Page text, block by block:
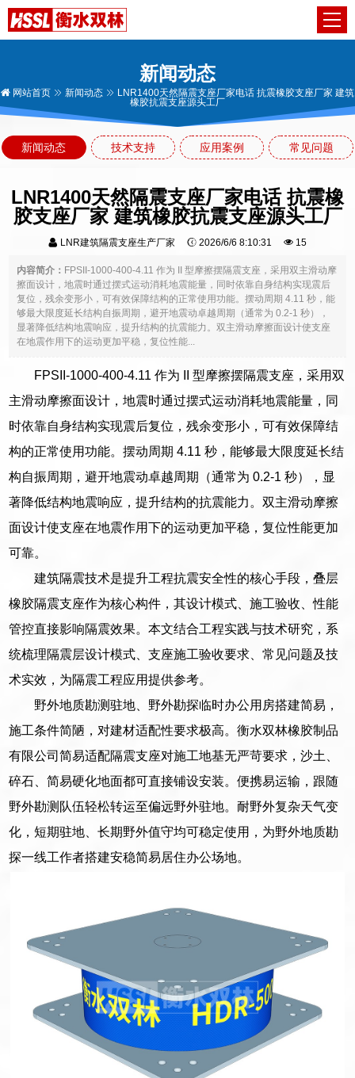
新闻动态
网站首页 新闻动态
LNR1400天然隔震支座厂家电话 抗震橡胶支座厂家 建筑
橡胶抗震支座源头工厂
新闻动态 技术支持 应用案例 常见问题
LNR1400天然隔震支座厂家电话 抗震橡
胶支座厂家 建筑橡胶抗震支座源头工厂
LNR建筑隔震支座生产厂家 2026/6/6 8:10:31 15
内容简介： FPSII-1000-400-4.11 作为 II 型摩擦摆隔震支座，采用双主滑动摩
擦面设计，地震时通过摆式运动消耗地震能量，同时依靠自身结构实现震后
复位，残余变形小，可有效保障结构的正常使用功能。摆动周期 4.11 秒，能
够最大限度延长结构自振周期，避开地震动卓越周期（通常为 0.2-1 秒），
显著降低结构地震响应，提升结构的抗震能力。双主滑动摩擦面设计使支座
在地震作用下的运动更加平稳，复位性能...
FPSII-1000-400-4.11 作为 II 型摩擦摆隔震支座，采用双
主滑动摩擦面设计，地震时通过摆式运动消耗地震能量，同
时依靠自身结构实现震后复位，残余变形小，可有效保障结
构的正常使用功能。摆动周期 4.11 秒，能够最大限度延长结
构自振周期，避开地震动卓越周期（通常为 0.2-1 秒），显
著降低结构地震响应，提升结构的抗震能力。双主滑动摩擦
面设计使支座在地震作用下的运动更加平稳，复位性能更加
可靠。
建筑隔震技术是提升工程抗震安全性的核心手段，叠层
橡胶隔震支座作为核心构件，其设计模式、施工验收、性能
管控直接影响隔震效果。本文结合工程实践与技术研究，系
统梳理隔震层设计模式、支座施工验收要求、常见问题及技
术实效，为隔震工程应用提供参考。
野外地质勘测驻地、野外勘探临时办公用房搭建简易，
施工条件简陋，对建材适配性要求极高。衡水双林橡胶制品
有限公司简易适配隔震支座对施工地基无严苛要求，沙土、
碎石、简易硬化地面都可直接铺设安装。便携易运输，跟随
野外勘测队伍轻松转运至偏远野外驻地。耐野外复杂天气变
化，短期驻地、长期野外值守均可稳定使用，为野外地质勘
探一线工作者搭建安稳简易居住办公场地。